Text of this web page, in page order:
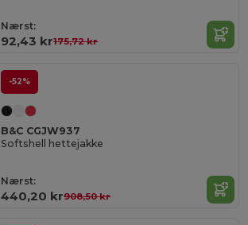
Nærst:
92,43 kr175,72 kr
-52%
B&C CGJW937
Softshell hettejakke
Nærst:
440,20 kr908,50 kr